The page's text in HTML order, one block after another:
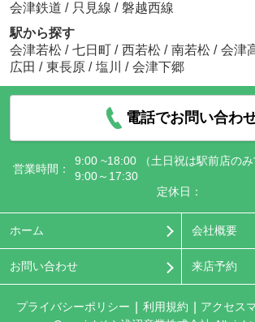
会津鉄道 / 只見線 / 磐越西線
駅から探す
会津若松 / 七日町 / 西若松 / 南若松 / 会津
広田 / 東長原 / 塩川 / 会津下郷
電話でお問い合わ
営業時間：
9:00 ~18:00 （土日祝は駅前店の
9:00～17:30
定休日：
ホーム 会社概要
お問い合わせ 来店予約
プライバシーポリシー 利用規約 アクセス